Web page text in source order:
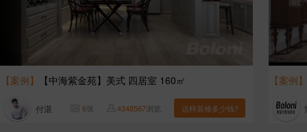
【案例】 【中海紫金苑】美式 四居室 160㎡
付湛 6张 4348567浏览 这样装修多少钱?
【案例】